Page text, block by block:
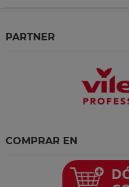
PARTNER
COMPRAR EN